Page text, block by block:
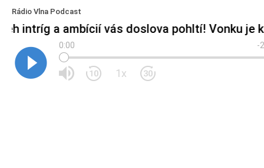
Rádio Vlna Podcast
intríg a ambícií vás doslova pohltí! Vonku je
0:00 -